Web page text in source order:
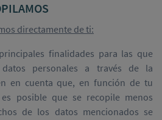
directamente de ti:
finalidades para las que
personales a través de la
en cuenta que, en función de tu
posible que se recopile menos
de los datos mencionados se